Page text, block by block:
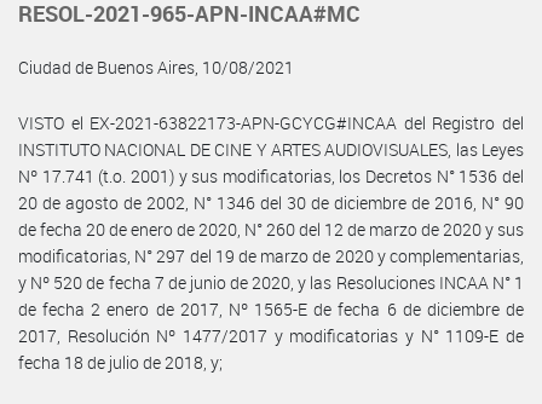
RESOL-2021-965-APN-INCAA#MC
Ciudad de Buenos Aires, 10/08/2021
VISTO el EX-2021-63822173-APN-GCYCG#INCAA del Registro del
INSTITUTO NACIONAL DE CINE Y ARTES AUDIOVISUALES, las Leyes
Nº 17.741 (t.o. 2001) y sus modificatorias, los Decretos N° 1536 del
20 de agosto de 2002, N° 1346 del 30 de diciembre de 2016, N° 90
de fecha 20 de enero de 2020, N° 260 del 12 de marzo de 2020 y sus
modificatorias, N° 297 del 19 de marzo de 2020 y complementarias,
y Nº 520 de fecha 7 de junio de 2020, y las Resoluciones INCAA N° 1
de fecha 2 enero de 2017, Nº 1565-E de fecha 6 de diciembre de
2017, Resolución Nº 1477/2017 y modificatorias y N° 1109-E de
fecha 18 de julio de 2018, y;